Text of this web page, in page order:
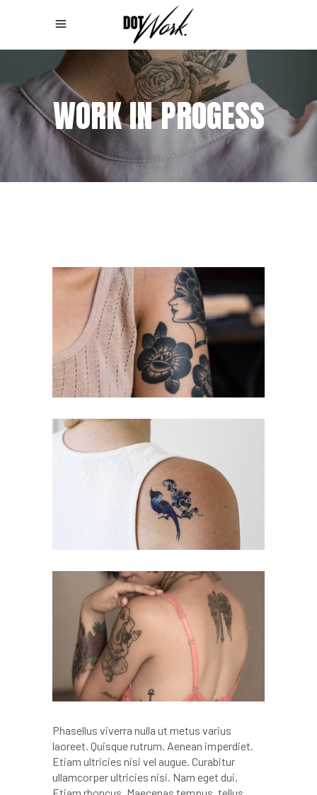
WORK IN PROGESS
Phasellus viverra nulla ut metus varius
laoreet. Quisque rutrum. Aenean imperdiet.
Etiam ultricies nisi vel augue. Curabitur
ullamcorper ultricies nisi. Nam eget dui.